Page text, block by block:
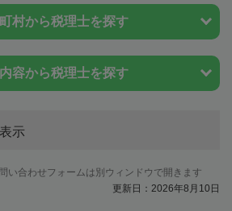
村から税理士を探す
容から税理士を探す
示
い合わせフォームは別ウィンドウで開きます
更新日：2026年8月10日